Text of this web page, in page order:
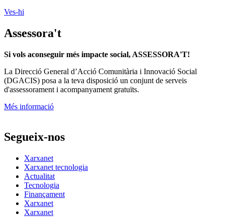
Ves-hi
Assessora't
Si vols aconseguir més impacte social, ASSESSORA'T!
La Direcció General d’Acció Comunitària i Innovació Social
(DGACIS) posa a la teva disposició un conjunt de serveis
d'assessorament i acompanyament gratuïts.
Més informació
Segueix-nos
Xarxanet
Xarxanet tecnologia
Actualitat
Tecnologia
Finançament
Xarxanet
Xarxanet